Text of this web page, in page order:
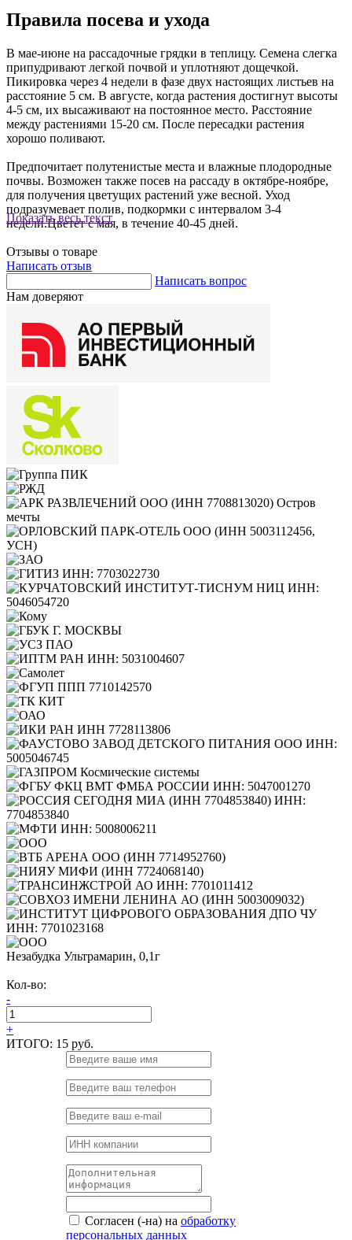
Показать весь текст
Правила посева и ухода
В мае-июне на рассадочные грядки в теплицу. Семена слегка
припудривают легкой почвой и уплотняют дощечкой.
Пикировка через 4 недели в фазе двух настоящих листьев на
расстояние 5 см. В августе, когда растения достигнут высоты
4-5 см, их высаживают на постоянное место. Расстояние
между растениями 15-20 см. После пересадки растения
хорошо поливают.
Предпочитает полутенистые места и влажные плодородные
почвы. Возможен также посев на рассаду в октябре-ноябре,
для получения цветущих растений уже весной. Уход
подразумевает полив, подкормки с интервалом 3-4
недели.Цветет с мая, в течение 40-45 дней.
Отзывы о товаре
Написать отзыв
Написать вопрос
Нам доверяют
Незабудка Ультрамарин, 0,1г
Кол-во:
-
+
ИТОГО: 15 руб.
Согласен (-на) на обработку
персональных данных